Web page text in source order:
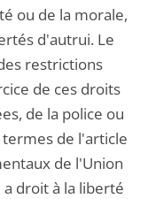
ou de la morale,
d'autrui. Le
restrictions
de ces droits
de la police ou
de l'article
de l'Union
droit à la liberté